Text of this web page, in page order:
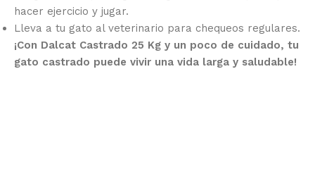
hacer ejercicio y jugar.
Lleva a tu gato al veterinario para chequeos regulares.
¡Con Dalcat Castrado 25 Kg y un poco de cuidado, tu
gato castrado puede vivir una vida larga y saludable!